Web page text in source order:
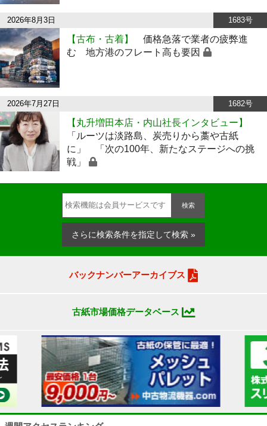
2026年8月3日 1683号
【古布・古着】
価格急落で業者の疲弊進
む 地方港のフレート高も要因
2026年7月27日 1682号
【丸升増田本店・内山社長インタビュー】
「ルーツは淡路島、炭売りから藁や古紙
に」 「次の100年、新たなステージへの挑
戦」
検索
さらに検索条件を指定して検索 »
バックナンバーアーカイブス
古紙市場価格データベース